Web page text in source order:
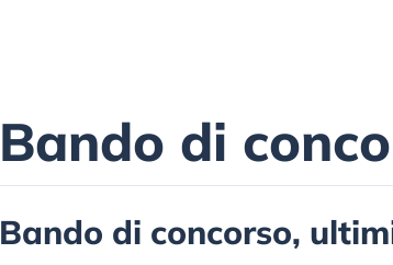
Bando di
Bando di concorso,